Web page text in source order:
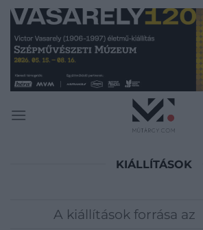
Skip
content
KIÁLLÍTÁSOK
A kiállítások forrása az